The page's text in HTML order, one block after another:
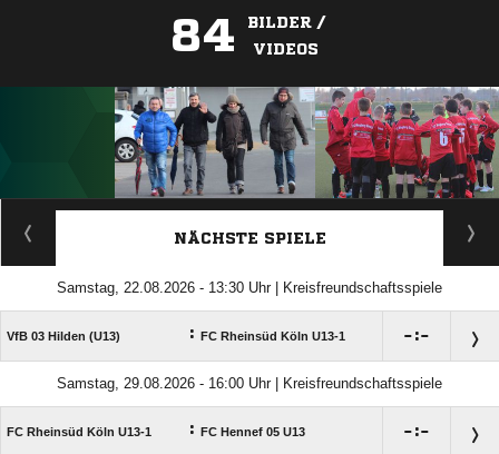
84
BILDER /
VIDEOS
ANZEIGE
NÄCHSTE SPIELE
Samstag, 22.08.2026 - 13:30 Uhr | Kreisfreundschaftsspiele
VfB 03 Hilden (U13) : FC Rheinsüd Köln U13-1 :
Samstag, 29.08.2026 - 16:00 Uhr | Kreisfreundschaftsspiele
FC Rheinsüd Köln U13-1 : FC Hennef 05 U13 :